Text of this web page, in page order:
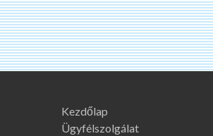
Kezdőlap
Ügyfélszolgálat